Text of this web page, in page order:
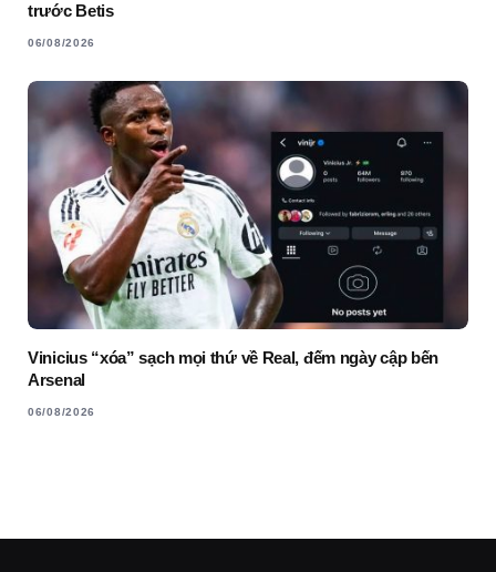
trước Betis
06/08/2026
Vinicius “xóa” sạch mọi thứ về Real, đếm ngày cập bến
Arsenal
06/08/2026